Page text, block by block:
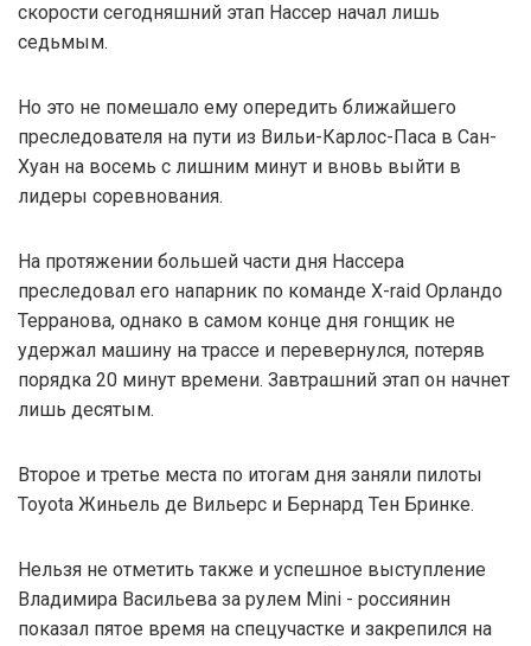
скорости сегодняшний этап Нассер начал лишь
седьмым.
Но это не помешало ему опередить ближайшего
преследователя на пути из Вильи-Карлос-Паса в Сан-
Хуан на восемь с лишним минут и вновь выйти в
лидеры соревнования.
На протяжении большей части дня Нассера
преследовал его напарник по команде X-raid Орландо
Терранова, однако в самом конце дня гонщик не
удержал машину на трассе и перевернулся, потеряв
порядка 20 минут времени. Завтрашний этап он начнет
лишь десятым.
Второе и третье места по итогам дня заняли пилоты
Toyota Жиньель де Вильерс и Бернард Тен Бринке.
Нельзя не отметить также и успешное выступление
Владимира Васильева за рулем Mini - россиянин
показал пятое время на спецучастке и закрепился на